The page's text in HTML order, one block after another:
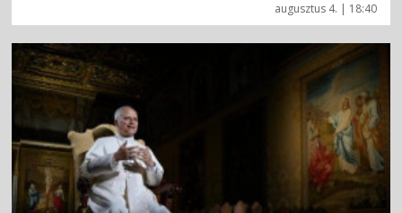
augusztus 4. | 18:40